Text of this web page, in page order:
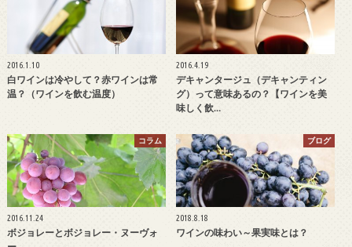
2016.1.10
白ワインは冷やして？赤ワインは常
温？（ワインを飲む温度）
2016.4.19
デキャンタージュ（デキャンティン
グ）って意味あるの？【ワインを美
味しく飲…
コラム
2016.11.24
ボジョレーとボジョレー・ヌーヴォ
ブログ
2018.8.18
ワインの味わい～果実味とは？